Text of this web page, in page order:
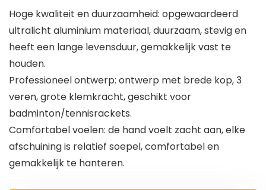
Hoge kwaliteit en duurzaamheid: opgewaardeerd
ultralicht aluminium materiaal, duurzaam, stevig en
heeft een lange levensduur, gemakkelijk vast te
houden.
Professioneel ontwerp: ontwerp met brede kop, 3
veren, grote klemkracht, geschikt voor
badminton/tennisrackets.
Comfortabel voelen: de hand voelt zacht aan, elke
afschuining is relatief soepel, comfortabel en
gemakkelijk te hanteren.